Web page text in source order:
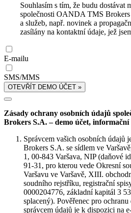
Souhlasím s tím, že budu dostávat
společnosti OANDA TMS
a služeb, např. novinek a
zasílány na kontaktní údaje, jež
E-mailu
SMS/MMS
OTEVŘÍT DEMO ÚČET »
Zásady ochrany osobních údajů
Brokers S.A. – demo účet, informační
Správcem vašich osobních
Brokers S.A. se sídlem ve
1, 00-843 Varšava, NIP (daňové
91-31, pro kterou vede Okresní
Varšavu ve Varšavě, XIII.
soudního rejstříku, registrační
0000204776, základní kapitál 3
splacený). Pověřenec pro
správcem údajů je k dispozici na